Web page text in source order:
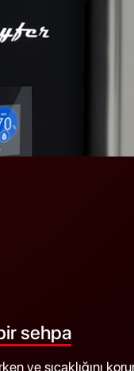
sehpa
ve sıcaklığını